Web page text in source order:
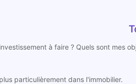
à faire ? Quels sont mes
particulièrement dans l'immobilier.